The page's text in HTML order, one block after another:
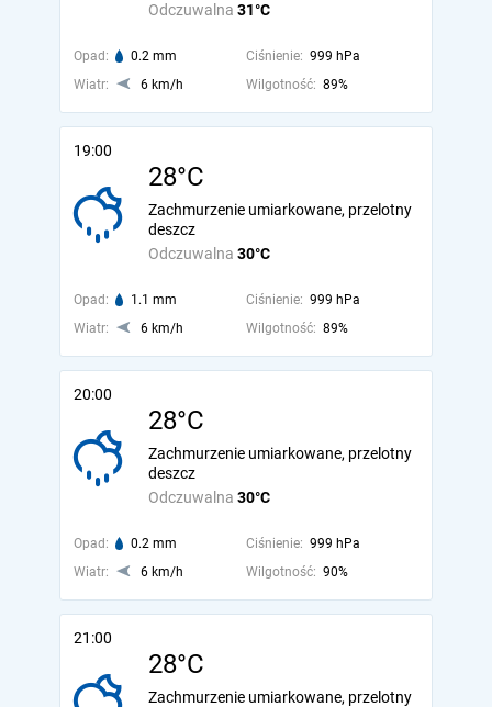
Odczuwalna 31°C
Opad: 0.2 mm Ciśnienie: 999 hPa
Wiatr:
6 km/h Wilgotność: 89%
19:00
28°C
Odczuwalna 30°C
Zachmurzenie umiarkowane, przelotny
deszcz
Opad: 1.1 mm Ciśnienie: 999 hPa
Wiatr:
6 km/h Wilgotność: 89%
20:00
28°C
Odczuwalna 30°C
Zachmurzenie umiarkowane, przelotny
deszcz
Opad: 0.2 mm Ciśnienie: 999 hPa
Wiatr:
6 km/h Wilgotność: 90%
21:00
28°C
Zachmurzenie umiarkowane, przelotny